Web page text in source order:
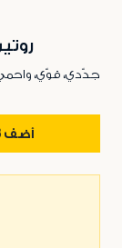
جدّدي، قوّي،
أضف 3 منتج/منتجات إلى حقيبة التسوق